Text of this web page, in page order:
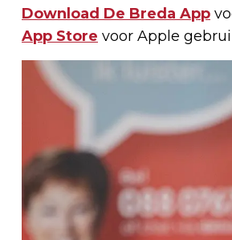
Download De Breda App
App Store voor Apple